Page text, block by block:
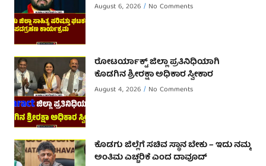
August 6, 2026 No Comments
ರೋಟರ್ಯಾಕ್ಟ್ ಜಿಲ್ಲಾ ಪ್ರತಿನಿಧಿಯಾಗಿ
ಕೊಡಗಿನ ಶ್ರೀರಕ್ಷಾ ಅಧಿಕಾರ ಸ್ವೀಕಾರ
August 4, 2026 No Comments
ಕೊಡಗು ಜಿಲ್ಲೆಗೆ ಸಚಿವ ಸ್ಥಾನ ಬೇಕು – ಇದು ನಮ್ಮ
ಅಂತಿಮ ಎಚ್ಚರಿಕೆ ಎಂದ ದಾವೂದ್ ‌